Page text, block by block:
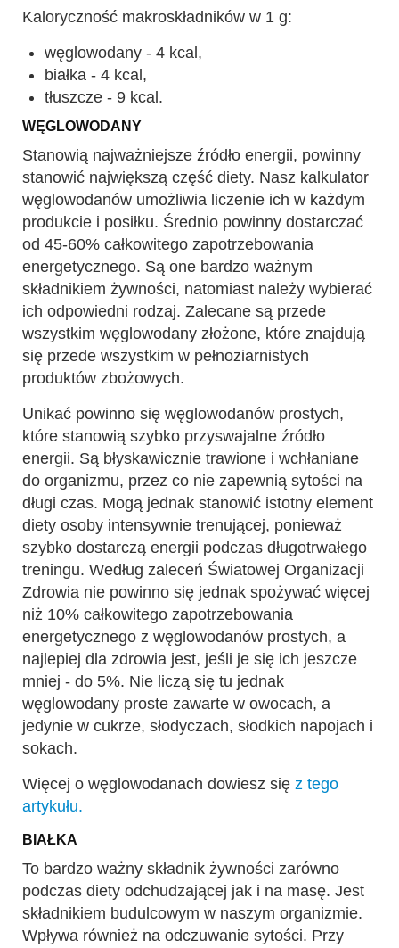
Kaloryczność makroskładników w 1 g:
węglowodany - 4 kcal,
białka - 4 kcal,
tłuszcze - 9 kcal.
WĘGLOWODANY
Stanowią najważniejsze źródło energii, powinny
stanowić największą część diety. Nasz kalkulator
węglowodanów umożliwia liczenie ich w każdym
produkcie i posiłku. Średnio powinny dostarczać
od 45-60% całkowitego zapotrzebowania
energetycznego. Są one bardzo ważnym
składnikiem żywności, natomiast należy wybierać
ich odpowiedni rodzaj. Zalecane są przede
wszystkim węglowodany złożone, które znajdują
się przede wszystkim w pełnoziarnistych
produktów zbożowych.
Unikać powinno się węglowodanów prostych,
które stanowią szybko przyswajalne źródło
energii. Są błyskawicznie trawione i wchłaniane
do organizmu, przez co nie zapewnią sytości na
długi czas. Mogą jednak stanowić istotny element
diety osoby intensywnie trenującej, ponieważ
szybko dostarczą energii podczas długotrwałego
treningu. Według zaleceń Światowej Organizacji
Zdrowia nie powinno się jednak spożywać więcej
niż 10% całkowitego zapotrzebowania
energetycznego z węglowodanów prostych, a
najlepiej dla zdrowia jest, jeśli je się ich jeszcze
mniej - do 5%. Nie liczą się tu jednak
węglowodany proste zawarte w owocach, a
jedynie w cukrze, słodyczach, słodkich napojach i
sokach.
Więcej o węglowodanach dowiesz się z tego
artykułu.
BIAŁKA
To bardzo ważny składnik żywności zarówno
podczas diety odchudzającej jak i na masę. Jest
składnikiem budulcowym w naszym organizmie.
Wpływa również na odczuwanie sytości. Przy